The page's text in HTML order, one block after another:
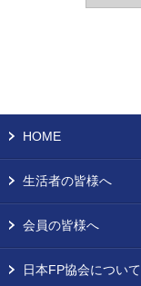
HOME
生活者の皆様へ
会員の皆様へ
日本FP協会について